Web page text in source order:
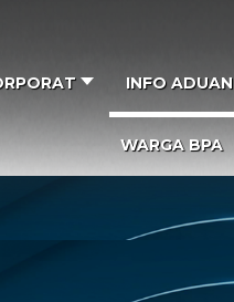
INFO ADUAN
WARGA BPA